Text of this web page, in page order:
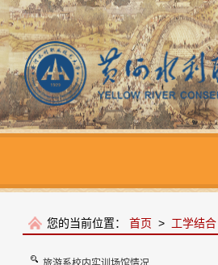
您的当前位置： 首页 > 工学结合